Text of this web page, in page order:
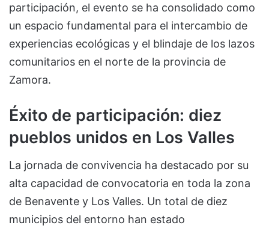
participación, el evento se ha consolidado como
un espacio fundamental para el intercambio de
experiencias ecológicas y el blindaje de los lazos
comunitarios en el norte de la provincia de
Zamora.
Éxito de participación: diez
pueblos unidos en Los Valles
La jornada de convivencia ha destacado por su
alta capacidad de convocatoria en toda la zona
de Benavente y Los Valles. Un total de diez
municipios del entorno han estado